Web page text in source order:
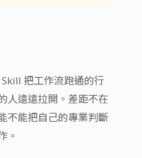
把工作流跑通的行
人遠遠拉開。差距不在
不能把自己的專業判斷
。